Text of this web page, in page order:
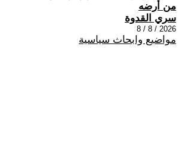
من أرضه
سري القدوة
2026 / 8 / 8
مواضيع وابحاث سياسية